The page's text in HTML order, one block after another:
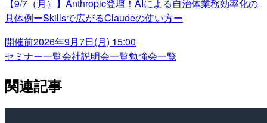
【9/7（月）】Anthropic登壇！AIによる自治体業務効率化の
具体例ーSkillsで広がるClaudeの使い方ー
開催前2026年9月7日(月) 15:00
セミナー一覧会社説明会一覧勉強会一覧
関連記事